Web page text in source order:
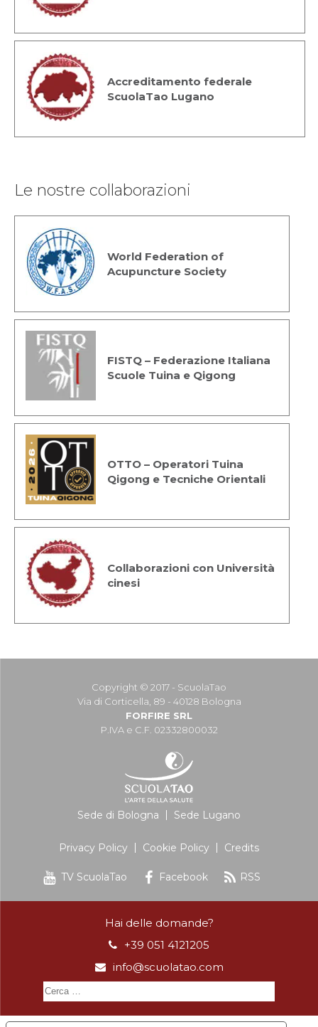
Accreditamento federale
ScuolaTao Lugano
Le nostre collaborazioni
World Federation of
Acupuncture Society
FISTQ – Federazione Italiana
Scuole Tuina e Qigong
OTTO – Operatori Tuina
Qigong e Tecniche Orientali
Collaborazioni con Università
cinesi
Copyright © 2017 - ScuolaTao
Via di Corticella, 89 - 40128 Bologna
FORFIRE SRL
P.IVA e C.F. 02332800032
Sede di Bologna Sede Lugano
Privacy Policy Cookie Policy Credits
TV ScuolaTao Facebook RSS
Hai delle domande?
+39 051 4121205
info@scuolatao.com